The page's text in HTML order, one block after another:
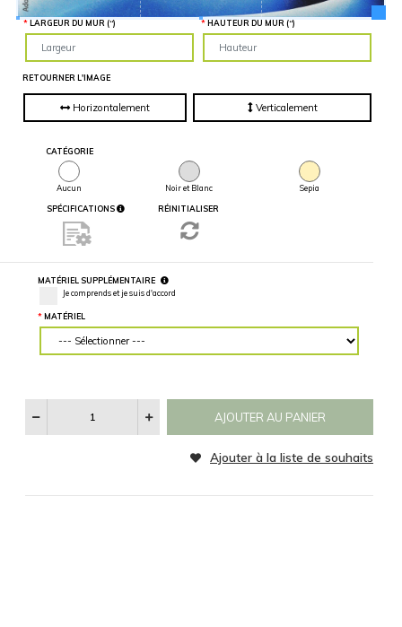
Il est
important
d'ajouter 2
pouces de
matériel
supplémentaire
en largeur et
en hauteur
pour faciliter
lors du
recouvrement
d'un mur
complet. Pour
couverture
partielle du
mur, entrez
précises.
MATÉRIEL
Voir
Les
Catégories
LARGEUR DU MUR (“) HAUTEUR DU MUR (“)
RETOURNER L'IMAGE
Horizontalement
CATÉGORIE
SPÉCIFICATIONS RÉINITIALISER